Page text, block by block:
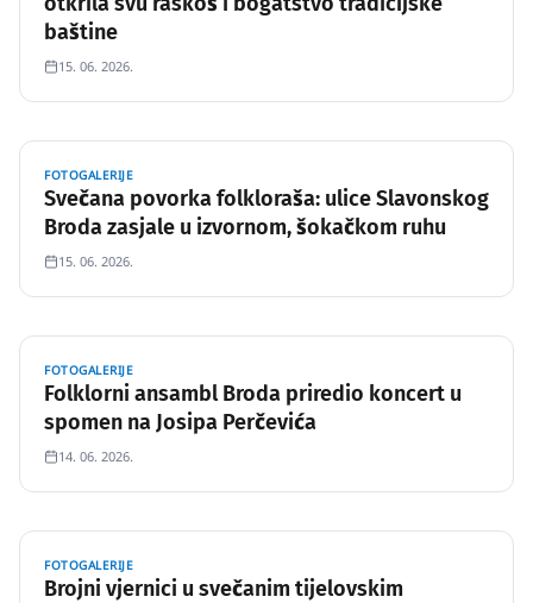
baštine
15. 06. 2026.
FOTOGALERIJE
Svečana povorka folkloraša: ulice Slavonskog
Broda zasjale u izvornom, šokačkom ruhu
15. 06. 2026.
FOTOGALERIJE
Folklorni ansambl Broda priredio koncert u
spomen na Josipa Perčevića
14. 06. 2026.
FOTOGALERIJE
Brojni vjernici u svečanim tijelovskim